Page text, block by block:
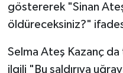
göstererek "Sinan
öldüreceksiniz?"
Selma Ateş Kazanç
ilgili "Bu saldırıya